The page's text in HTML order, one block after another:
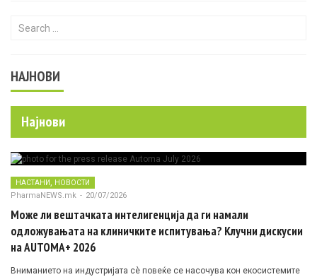
Search for:
НАЈНОВИ
Најнови
НАСТАНИ, НОВОСТИ
PharmaNEWS.mk - 20/07/2026
Може ли вештачката интелигенција да ги намали
одложувањата на клиничките испитувања? Клучни дискусии
на AUTOMA+ 2026
Вниманието на индустријата сè повеќе се насочува кон екосистемите